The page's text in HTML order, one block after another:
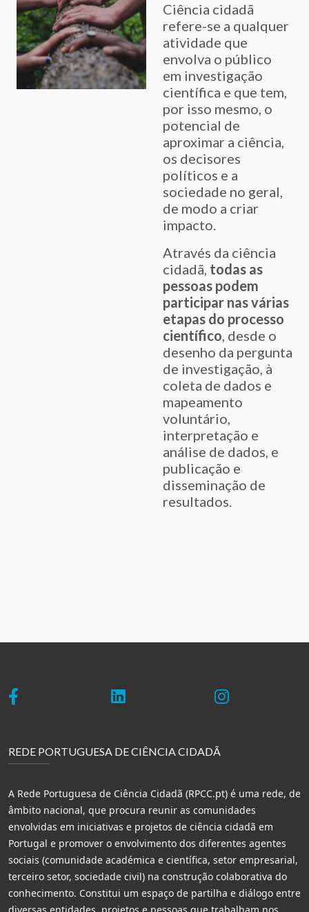
Ciência cidadã
refere-se a qualquer
atividade que
envolva o público
em investigação
científica e que tem,
por isso mesmo, o
potencial de
aproximar a ciência,
os decisores
políticos e a
sociedade no geral,
de modo a criar
impacto.
Através da ciência
cidadã, todas as
pessoas podem
participar nas várias
etapas do processo
científico, desde o
desenho da pergunta
de investigação, à
coleta de dados e
mapeamento
voluntário,
interpretação e
análise de dados, e
publicação e
disseminação de
resultados.
REDE PORTUGUESA DE CIÊNCIA CIDADÃ
A Rede Portuguesa de Ciência Cidadã (RPCC.pt) é uma rede, de
âmbito nacional, que procura reunir as comunidades
envolvidas em iniciativas e projetos de ciência cidadã em
Portugal e promover o envolvimento dos diferentes agentes
sociais (comunidade académica e científica, setor empresarial,
terceiro setor, sociedade civil) na construção colaborativa do
conhecimento. Constitui um espaço de partilha e diálogo entre